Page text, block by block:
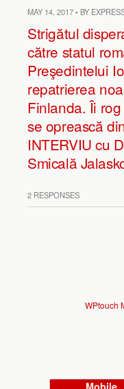
MAY 14, 2017 • BY
Strigătul
către statul
Preşedintelui
repatrierea
Finlanda. Îi
se oprească
INTERVIU cu
Smicală
2 RESPONSES
WPtouch
Mobile